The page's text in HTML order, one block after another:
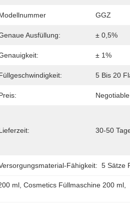
GGZ
Ausfüllung: ± 0,5%
± 1%
5 Bis 20
Negotiable
30-50
Fähigkeit: 5 Sätze
ml , Cosmetics Füllmaschine 200 ml